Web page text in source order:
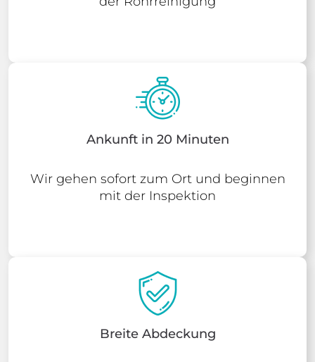
Ankunft in 20 Minuten
Wir gehen sofort zum Ort und beginnen
mit der Inspektion
Breite Abdeckung